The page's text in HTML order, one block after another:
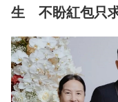
生 不盼紅包只求